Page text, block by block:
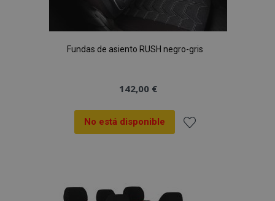
Fundas de asiento RUSH negro-gris
142,00 €
No está disponible
Lista